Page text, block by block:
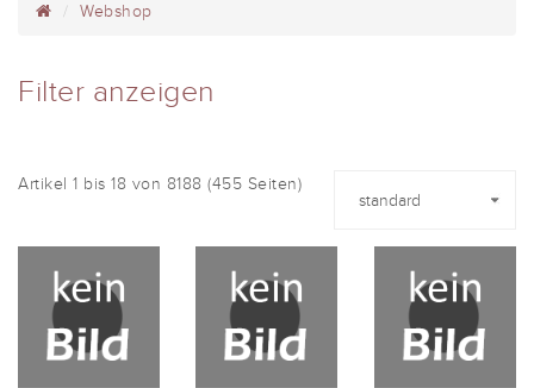
Webshop
Filter anzeigen
Artikel 1 bis 18 von 8188 (455 Seiten)